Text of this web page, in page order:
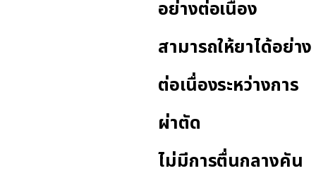
อย่างต่อเนื่อง
สามารถให้ยาได้อย่าง
ต่อเนื่องระหว่างการ
ผ่าตัด
ไม่มีการตื่นกลางคัน